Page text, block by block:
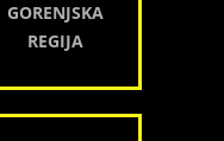
GORENJSKA
REGIJA